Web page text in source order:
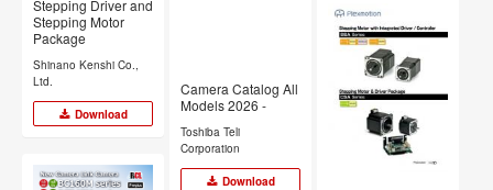
Stepping Driver and
Stepping Motor
Package
Shinano Kenshi Co.,
Ltd.
Download
Camera Catalog All
Models 2026 -
Toshiba Teli
Corporation
Download